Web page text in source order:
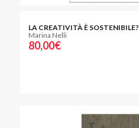
LA CREATIVITÀ È SOSTENIBILE?
Marina Nelli
80,00€